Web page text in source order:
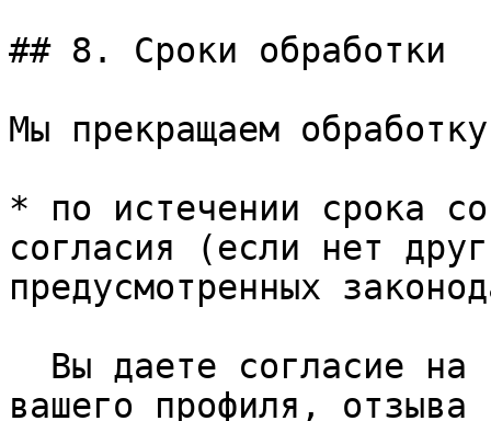
## 8. Сроки обработки
Мы прекращаем
* по истечении срока
согласия (если нет
предусмотренных
вашего профиля,